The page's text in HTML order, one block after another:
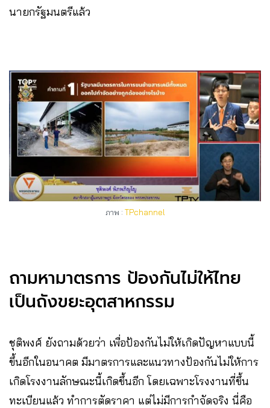
นายกรัฐมนตรีแล้ว
ภาพ : TPchannel
ถามหามาตรการ ป้องกันไม่ให้ไทย
เป็นถังขยะอุตสาหกรรม
ชุติพงศ์ ยังถามด้วยว่า เพื่อป้องกันไม่ให้เกิดปัญหาแบบนี้
ขึ้นอีกในอนาคต มีมาตรการและแนวทางป้องกันไม่ให้การ
เกิดโรงงานลักษณะนี้เกิดขึ้นอีก โดยเฉพาะโรงงานที่ขึ้น
ทะเบียนแล้ว ทำการตัดราคา แต่ไม่มีการกำจัดจริง นี่คือ